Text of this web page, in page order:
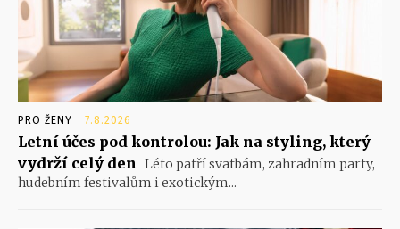
PRO ŽENY 7.8.2026
Letní účes pod kontrolou: Jak na styling, který
vydrží celý den Léto patří svatbám, zahradním party,
hudebním festivalům i exotickým...